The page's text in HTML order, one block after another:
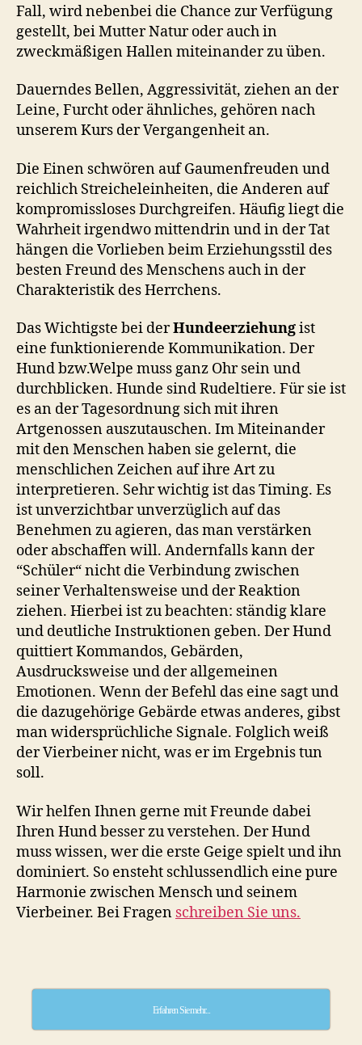
Fall, wird nebenbei die Chance zur Verfügung
gestellt, bei Mutter Natur oder auch in
zweckmäßigen Hallen miteinander zu üben.
Dauerndes Bellen, Aggressivität, ziehen an der
Leine, Furcht oder ähnliches, gehören nach
unserem Kurs der Vergangenheit an.
Die Einen schwören auf Gaumenfreuden und
reichlich Streicheleinheiten, die Anderen auf
kompromissloses Durchgreifen. Häufig liegt die
Wahrheit irgendwo mittendrin und in der Tat
hängen die Vorlieben beim Erziehungsstil des
besten Freund des Menschens auch in der
Charakteristik des Herrchens.
Das Wichtigste bei derHundeerziehungist
eine funktionierende Kommunikation. Der
Hund bzw.Welpe muss ganz Ohr sein und
durchblicken. Hunde sind Rudeltiere. Für sie ist
es an der Tagesordnung sich mit ihren
Artgenossen auszutauschen. Im Miteinander
mit den Menschen haben sie gelernt, die
menschlichen Zeichen auf ihre Art zu
interpretieren. Sehr wichtig ist das Timing. Es
ist unverzichtbar unverzüglich auf das
Benehmen zu agieren, das man verstärken
oder abschaffen will. Andernfalls kann der
“Schüler“ nicht die Verbindung zwischen
seiner Verhaltensweise und der Reaktion
ziehen. Hierbei ist zu beachten: ständig klare
und deutliche Instruktionen geben. Der Hund
quittiert Kommandos, Gebärden,
Ausdrucksweise und der allgemeinen
Emotionen. Wenn der Befehl das eine sagt und
die dazugehörige Gebärde etwas anderes, gibst
man widersprüchliche Signale. Folglich weiß
der Vierbeiner nicht, was er im Ergebnis tun
soll.
Wir helfen Ihnen gerne mit Freunde dabei
Ihren Hund besser zu verstehen. Der Hund
muss wissen, wer die erste Geige spielt und ihn
dominiert. So ensteht schlussendlich eine pure
Harmonie zwischen Mensch und seinem
Vierbeiner. Bei Fragen schreiben Sie uns.
Erfahren Sie mehr...